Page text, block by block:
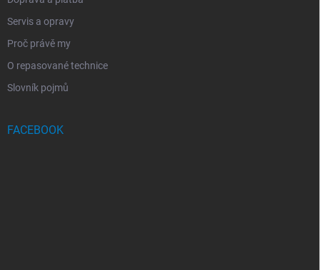
Servis a opravy
Proč právě my
O repasované technice
Slovník pojmů
FACEBOOK